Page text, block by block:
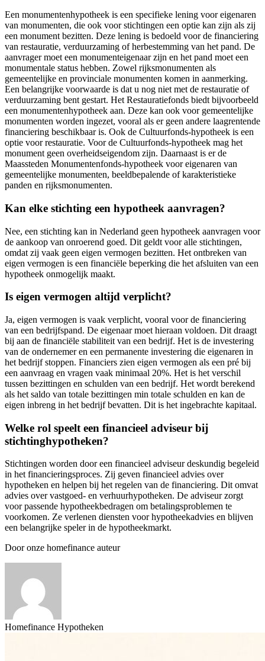
Een monumentenhypotheek is een specifieke lening voor eigenaren
van monumenten, die ook voor stichtingen een optie kan zijn als zij
een monument bezitten. Deze lening is bedoeld voor de financiering
van restauratie, verduurzaming of herbestemming van het pand. De
aanvrager moet een monumenteigenaar zijn en het pand moet een
monumentale status hebben. Zowel rijksmonumenten als
gemeentelijke en provinciale monumenten komen in aanmerking.
Een belangrijke voorwaarde is dat u nog niet met de restauratie of
verduurzaming bent gestart. Het Restauratiefonds biedt bijvoorbeeld
een monumentenhypotheek aan. Deze kan ook voor gemeentelijke
monumenten worden ingezet, vooral als er geen andere laagrentende
financiering beschikbaar is. Ook de Cultuurfonds-hypotheek is een
optie voor restauratie. Voor de Cultuurfonds-hypotheek mag het
monument geen overheidseigendom zijn. Daarnaast is er de
Maassteden Monumentenfonds-hypotheek voor eigenaren van
gemeentelijke monumenten, beeldbepalende of karakteristieke
panden en rijksmonumenten.
Kan elke stichting een hypotheek aanvragen?
Nee, een stichting kan in Nederland geen hypotheek aanvragen voor
de aankoop van onroerend goed. Dit geldt voor alle stichtingen,
omdat zij vaak geen eigen vermogen bezitten. Het ontbreken van
eigen vermogen is een financiële beperking die het afsluiten van een
hypotheek onmogelijk maakt.
Is eigen vermogen altijd verplicht?
Ja, eigen vermogen is vaak verplicht, vooral voor de financiering
van een bedrijfspand. De eigenaar moet hieraan voldoen. Dit draagt
bij aan de financiële stabiliteit van een bedrijf. Het is de investering
van de ondernemer en een permanente investering die eigenaren in
het bedrijf stoppen. Financiers zien eigen vermogen als een pré bij
een aanvraag en vragen vaak minimaal 20%. Het is het verschil
tussen bezittingen en schulden van een bedrijf. Het wordt berekend
als het saldo van totale bezittingen min totale schulden en kan de
eigen inbreng in het bedrijf bevatten. Dit is het ingebrachte kapitaal.
Welke rol speelt een financieel adviseur bij
stichtinghypotheken?
Stichtingen worden door een financieel adviseur deskundig begeleid
in het financieringsproces. Zij geven financieel advies over
hypotheken en helpen bij het regelen van de financiering. Dit omvat
advies over vastgoed- en verhuurhypotheken. De adviseur zorgt
voor passende hypotheekbedragen om betalingsproblemen te
voorkomen. Ze verlenen diensten voor hypotheekadvies en blijven
een belangrijke speler in de hypotheekmarkt.
Door onze homefinance auteur
Homefinance Hypotheken